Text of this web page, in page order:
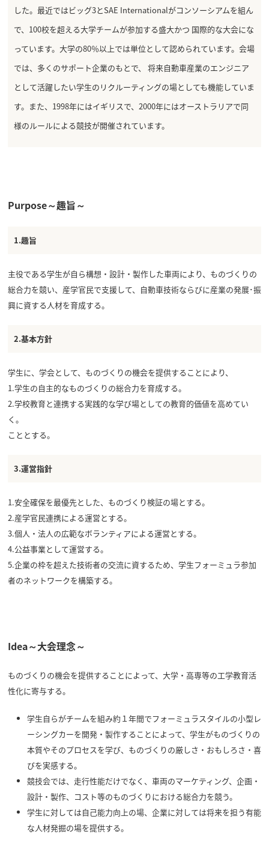
した。最近ではビッグ3とSAE Internationalがコンソーシアムを組ん
で、100校を超える大学チームが参加する盛大かつ 国際的な大会にな
っています。大学の80％以上では単位として認められています。会場
では、多くのサポート企業のもとで、 将来自動車産業のエンジニア
として活躍したい学生のリクルーティングの場としても機能していま
す。また、1998年にはイギリスで、2000年にはオーストラリアで同
様のルールによる競技が開催されています。
Purpose～趣旨～
1.趣旨
主役である学生が自ら構想・設計・製作した車両により、ものづくりの
総合力を競い、産学官民で支援して、自動車技術ならびに産業の発展･振
興に資する人材を育成する。
2.基本方針
学生に、学会として、ものづくりの機会を提供することにより、
1.学生の自主的なものづくりの総合力を育成する。
2.学校教育と連携する実践的な学び場としての教育的価値を高めてい
く。
こととする。
3.運営指針
1.安全確保を最優先とした、ものづくり検証の場とする。
2.産学官民連携による運営とする。
3.個人・法人の広範なボランティアによる運営とする。
4.公益事業として運営する。
5.企業の枠を超えた技術者の交流に資するため、学生フォーミュラ参加
者のネットワークを構築する。
Idea～大会理念～
ものづくりの機会を提供することによって、大学・高専等の工学教育活
性化に寄与する。
学生自らがチームを組み約１年間でフォーミュラスタイルの小型レ
ーシングカーを開発・製作することによって、学生がものづくりの
本質やそのプロセスを学び、ものづくりの厳しさ・おもしろさ・喜
びを実感する。
競技会では、走行性能だけでなく、車両のマーケティング、企画・
設計・製作、コスト等のものづくりにおける総合力を競う。
学生に対しては自己能力向上の場、企業に対しては将来を担う有能
な人材発掘の場を提供する。